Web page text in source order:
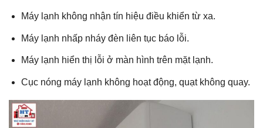
Máy lạnh không nhận tín hiệu điều khiển từ xa.
Máy lạnh nhấp nháy đèn liên tục báo lỗi.
Máy lạnh hiển thị lỗi ở màn hình trên mặt lạnh.
Cục nóng máy lạnh không hoạt động, quạt không quay.